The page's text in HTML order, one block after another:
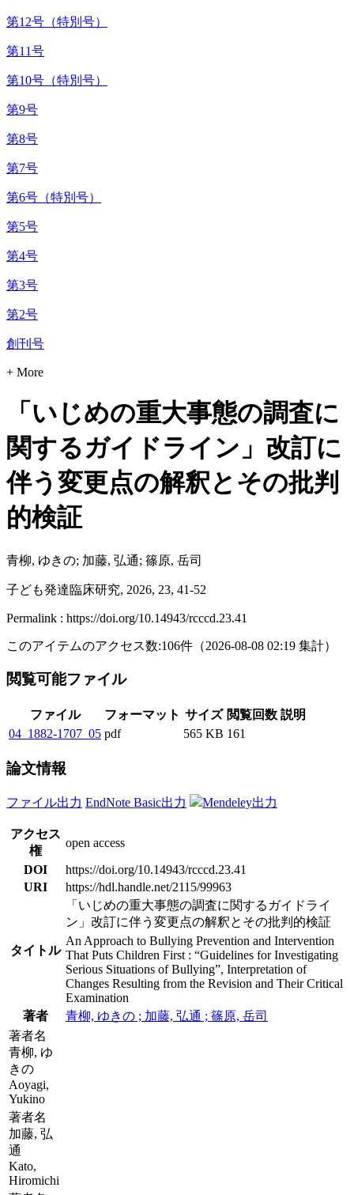
第12号（特別号）
第11号
第10号（特別号）
第9号
第8号
第7号
第6号（特別号）
第5号
第4号
第3号
第2号
創刊号
+ More
「いじめの重大事態の調査に
関するガイドライン」改訂に
伴う変更点の解釈とその批判
的検証
青柳, ゆきの; 加藤, 弘通; 篠原, 岳司
子ども発達臨床研究, 2026, 23, 41-52
Permalink : https://doi.org/10.14943/rcccd.23.41
このアイテムのアクセス数:106件 （2026-08-08 02:19 集計）
閲覧可能ファイル
ファイル フォーマット サイズ 閲覧回数 説明
04_1882-1707_05 pdf 565 KB 161
論文情報
ファイル出力 EndNote Basic出力 Mendeley出力
アクセス
権
open access
DOI
https://doi.org/10.14943/rcccd.23.41
URI
https://hdl.handle.net/2115/99963
タイトル
「いじめの重大事態の調査に関するガイドライ
ン」改訂に伴う変更点の解釈とその批判的検証
An Approach to Bullying Prevention and Intervention
That Puts Children First : “Guidelines for Investigating
Serious Situations of Bullying”, Interpretation of
Changes Resulting from the Revision and Their Critical
Examination
著者
青柳, ゆきの ; 加藤, 弘通 ; 篠原, 岳司
著者名
青柳, ゆ
きの
Aoyagi,
Yukino
著者名
加藤, 弘
通
Kato,
Hiromichi